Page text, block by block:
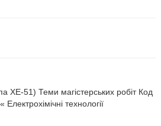
ХЕ-51) Теми магістерських робіт Код
Електрохімічні технології